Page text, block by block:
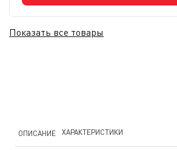
Показать все товары
ОПИСАНИЕ ХАРАКТЕРИСТИКИ